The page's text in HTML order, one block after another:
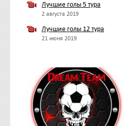
Лучшие голы 5 тура
2 августа 2019
Лучшие голы 12 тура
21 июня 2019